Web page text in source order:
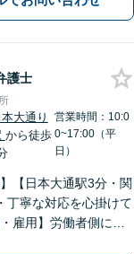
プの対応も可能【WE
内駅3分】
護士
本大通り
から徒歩
営業時間：10:0
0~17:00（平
日）
【日本大通駅3分・関
丁寧な対応を心掛けて
雇用】労働者側に特